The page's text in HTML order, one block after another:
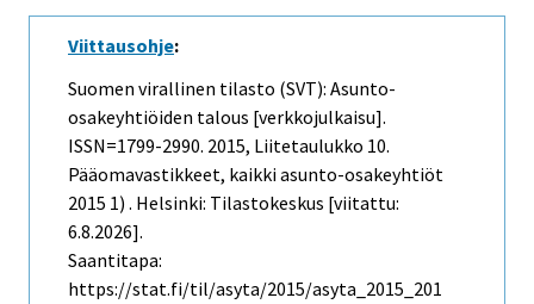
Viittausohje:
Suomen virallinen tilasto (SVT): Asunto-
osakeyhtiöiden talous [verkkojulkaisu].
ISSN=1799-2990. 2015, Liitetaulukko 10.
Pääomavastikkeet, kaikki asunto-osakeyhtiöt
2015 1) . Helsinki: Tilastokeskus [viitattu:
6.8.2026].
Saantitapa:
https://stat.fi/til/asyta/2015/asyta_2015_201